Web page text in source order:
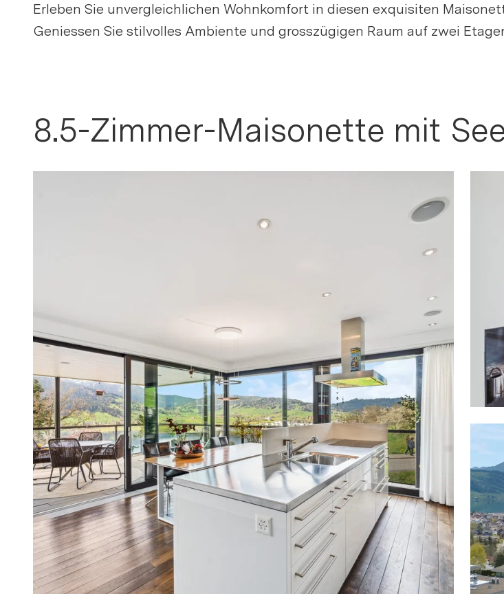
Erleben Sie unvergleichlichen Wohnkomfort in diesen exquisiten
Geniessen Sie stilvolles Ambiente und grosszügigen Raum auf zwei
8.5-Zimmer-Maisonette mit